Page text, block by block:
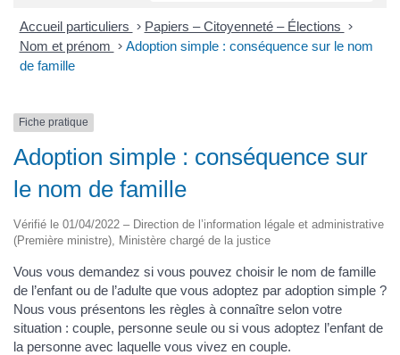
Accueil particuliers > Papiers – Citoyenneté – Élections >
Nom et prénom > Adoption simple : conséquence sur le nom
de famille
Fiche pratique
Adoption simple : conséquence sur
le nom de famille
Vérifié le 01/04/2022 – Direction de l’information légale et administrative
(Première ministre), Ministère chargé de la justice
Vous vous demandez si vous pouvez choisir le nom de famille
de l’enfant ou de l’adulte que vous adoptez par adoption simple ?
Nous vous présentons les règles à connaître selon votre
situation : couple, personne seule ou si vous adoptez l’enfant de
la personne avec laquelle vous vivez en couple.